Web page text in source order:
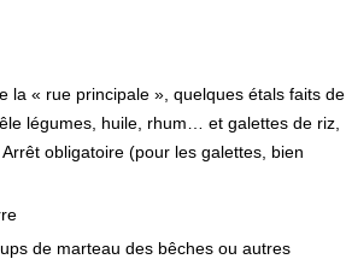
la « rue principale », quelques étals faits de
légumes, huile, rhum… et galettes de riz,
obligatoire (pour les galettes, bien
de marteau des bêches ou autres